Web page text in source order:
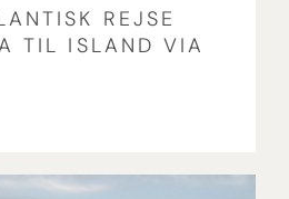
REJSE
TIL ISLAND VIA